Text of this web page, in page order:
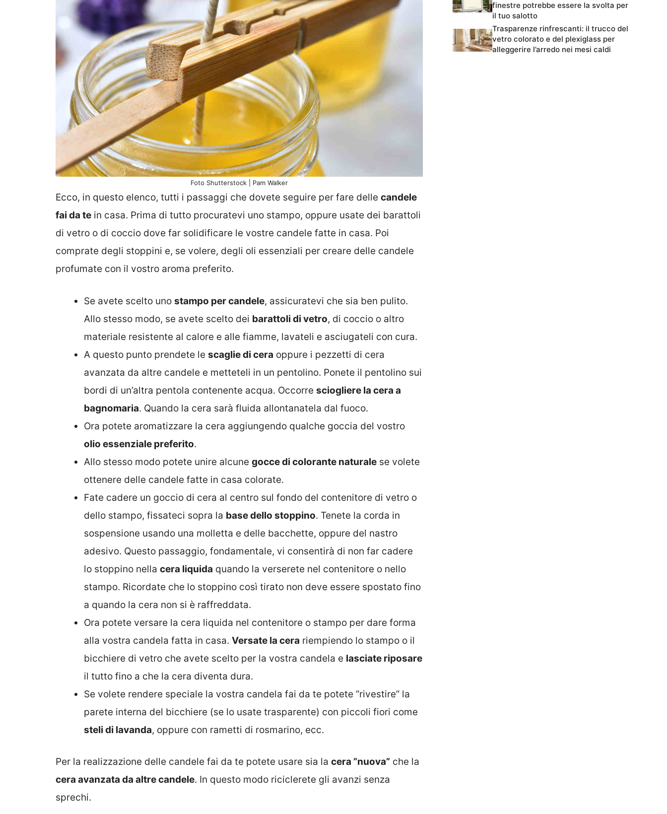
Foto Shutterstock | Pam Walker
Ecco, in questo elenco, tutti i passaggi che dovete seguire per fare delle candele
fai da te in casa. Prima di tutto procuratevi uno stampo, oppure usate dei barattoli
di vetro o di coccio dove far solidificare le vostre candele fatte in casa. Poi
comprate degli stoppini e, se volere, degli oli essenziali per creare delle candele
profumate con il vostro aroma preferito.
Se avete scelto uno stampo per candele, assicuratevi che sia ben pulito.
Allo stesso modo, se avete scelto dei barattoli di vetro, di coccio o altro
materiale resistente al calore e alle fiamme, lavateli e asciugateli con cura.
A questo punto prendete le scaglie di cera oppure i pezzetti di cera
avanzata da altre candele e metteteli in un pentolino. Ponete il pentolino sui
bordi di un’altra pentola contenente acqua. Occorre sciogliere la cera a
bagnomaria. Quando la cera sarà fluida allontanatela dal fuoco.
Ora potete aromatizzare la cera aggiungendo qualche goccia del vostro
olio essenziale preferito.
Allo stesso modo potete unire alcune gocce di colorante naturale se volete
ottenere delle candele fatte in casa colorate.
Fate cadere un goccio di cera al centro sul fondo del contenitore di vetro o
dello stampo, fissateci sopra la base dello stoppino. Tenete la corda in
sospensione usando una molletta e delle bacchette, oppure del nastro
adesivo. Questo passaggio, fondamentale, vi consentirà di non far cadere
lo stoppino nella cera liquida quando la verserete nel contenitore o nello
stampo. Ricordate che lo stoppino così tirato non deve essere spostato fino
a quando la cera non si è raffreddata.
Ora potete versare la cera liquida nel contenitore o stampo per dare forma
alla vostra candela fatta in casa. Versate la cera riempiendo lo stampo o il
bicchiere di vetro che avete scelto per la vostra candela e lasciate riposare
il tutto fino a che la cera diventa dura.
Se volete rendere speciale la vostra candela fai da te potete ”rivestire” la
parete interna del bicchiere (se lo usate trasparente) con piccoli fiori come
steli di lavanda, oppure con rametti di rosmarino, ecc.
Per la realizzazione delle candele fai da te potete usare sia la cera ”nuova” che la
cera avanzata da altre candele. In questo modo riciclerete gli avanzi senza
sprechi.
finestre potrebbe essere la svolta per
il tuo salotto
Trasparenze rinfrescanti: il trucco del
vetro colorato e del plexiglass per
alleggerire l’arredo nei mesi caldi